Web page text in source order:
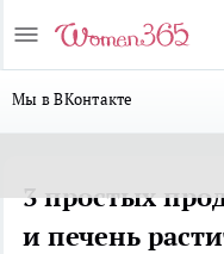
Мы в ВКонтакте
3 простых
и печень